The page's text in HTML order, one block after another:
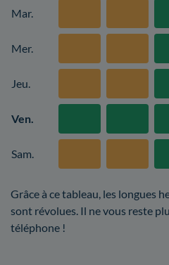
Mar.
Mer.
Jeu.
Ven.
Sam.
Grâce à ce tableau, les longues
sont révolues. Il ne vous reste
téléphone !